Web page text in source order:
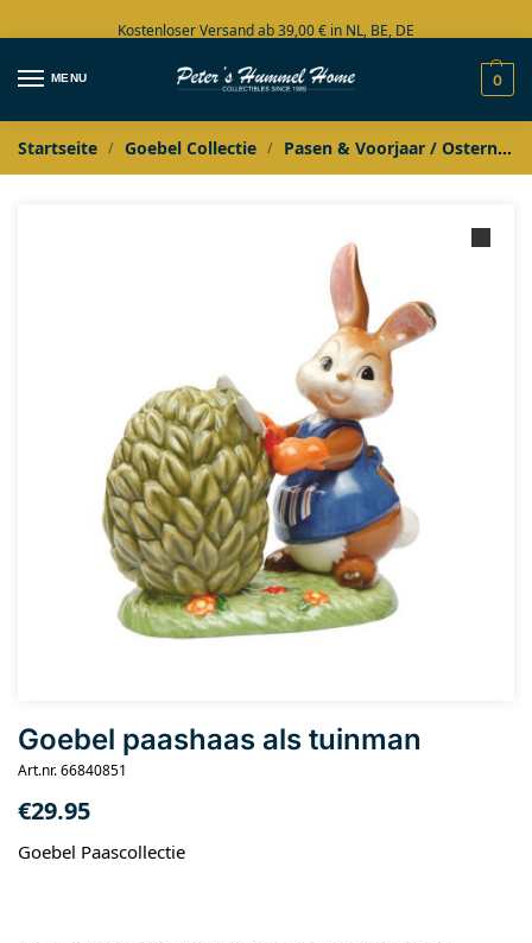
Kostenloser Versand ab 39,00 € in NL, BE, DE
Große Auswahl auf Lager
MENU 0
Startseite / Goebel Collectie / Pasen & Voorjaar / Ostern
Goebel paashaas als tuinman
Art.nr. 66840851
€29.95
Goebel Paascollectie